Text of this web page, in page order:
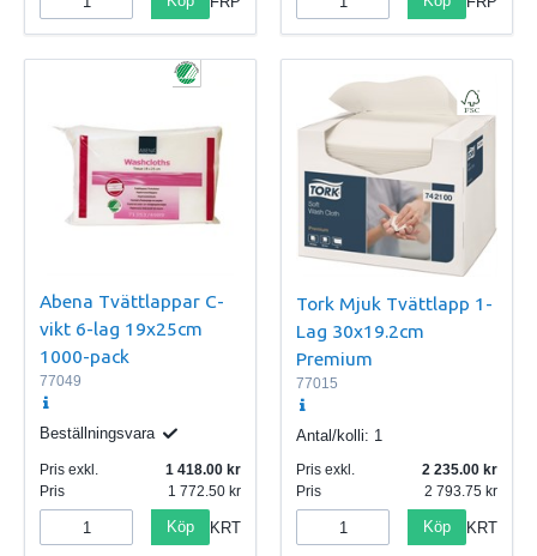
Abena Tvättlappar C-
vikt 6-lag 19x25cm
1000-pack
77049
Beställningsvara
Pris exkl.
1 418.00
Pris
1 772.50
Köp KRT
Tork Mjuk Tvättlapp 1-
Lag 30x19.2cm
Premium
77015
Antal/kolli: 1
Pris exkl.
2 235.00
Pris
2 793.75
Köp KRT